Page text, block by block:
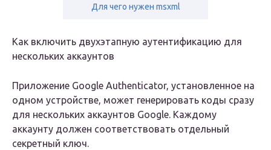
Для чего нужен msxml
Как включить двухэтапную аутентификацию для
нескольких аккаунтов
Приложение Google Authenticator, установленное на
одном устройстве, может генерировать коды сразу
для нескольких аккаунтов Google. Каждому
аккаунту должен соответствовать отдельный
секретный ключ.